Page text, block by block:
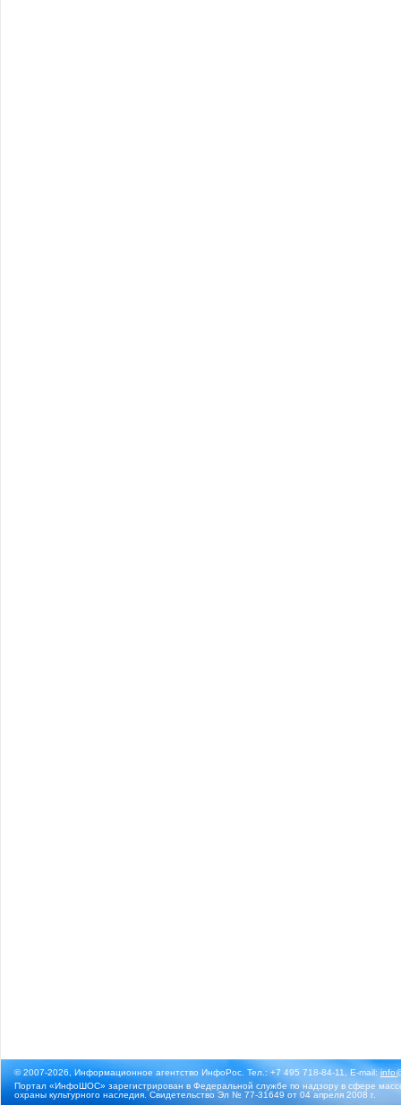
© 2007-2026, Информационное агентство ИнфоРос. Тел.: +7 495 718-84-11, E-mail:
Портал «ИнфоШОС» зарегистрирован в Федеральной службе по надзору в сфере
охраны культурного наследия. Свидетельство Эл № 77-31649 от 04 апреля 2008 г.